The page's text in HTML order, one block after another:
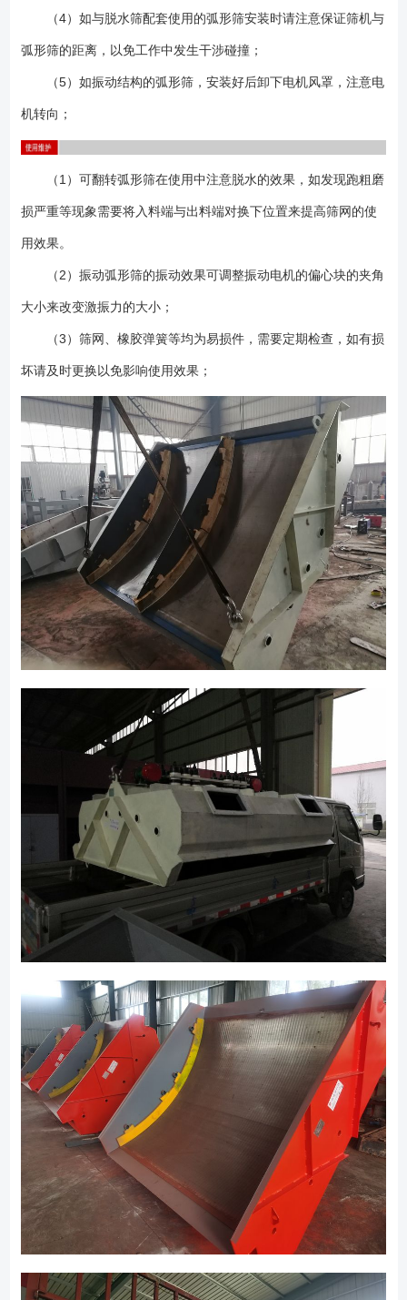
（4）如与脱水筛配套使用的弧形筛安装时请注意保证筛机与
弧形筛的距离，以免工作中发生干涉碰撞；
（5）如振动结构的弧形筛，安装好后卸下电机风罩，注意电
机转向；
（1）可翻转弧形筛在使用中注意脱水的效果，如发现跑粗磨
损严重等现象需要将入料端与出料端对换下位置来提高筛网的使
用效果。
（2）振动弧形筛的振动效果可调整振动电机的偏心块的夹角
大小来改变激振力的大小；
（3）筛网、橡胶弹簧等均为易损件，需要定期检查，如有损
坏请及时更换以免影响使用效果；